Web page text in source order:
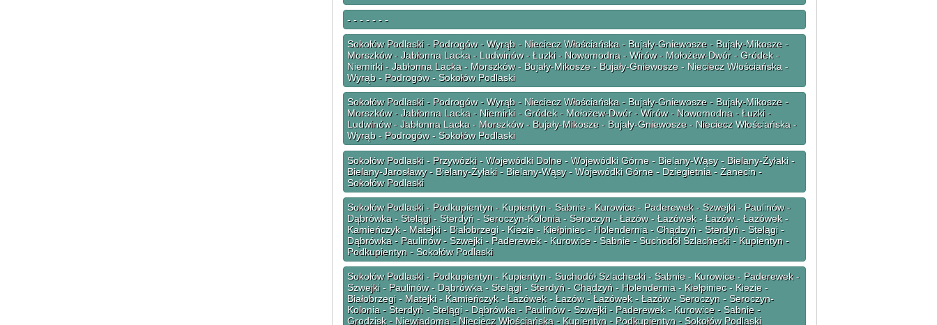
- - - - - - -
Sokołów Podlaski - Podrogów - Wyrąb - Nieciecz Włościańska - Bujały-Gniewosze - Bujały-Mikosze -
Morszków - Jabłonna Lacka - Ludwinów - Łuzki - Nowomodna - Wirów - Mołożew-Dwór - Gródek -
Niemirki - Jabłonna Lacka - Morszków - Bujały-Mikosze - Bujały-Gniewosze - Nieciecz Włościańska -
Wyrąb - Podrogów - Sokołów Podlaski
Sokołów Podlaski - Podrogów - Wyrąb - Nieciecz Włościańska - Bujały-Gniewosze - Bujały-Mikosze -
Morszków - Jabłonna Lacka - Niemirki - Gródek - Mołożew-Dwór - Wirów - Nowomodna - Łuzki -
Ludwinów - Jabłonna Lacka - Morszków - Bujały-Mikosze - Bujały-Gniewosze - Nieciecz Włościańska -
Wyrąb - Podrogów - Sokołów Podlaski
Sokołów Podlaski - Przywózki - Wojewódki Dolne - Wojewódki Górne - Bielany-Wąsy - Bielany-Żyłaki -
Bielany-Jarosławy - Bielany-Żyłaki - Bielany-Wąsy - Wojewódki Górne - Dziegietnia - Żanecin -
Sokołów Podlaski
Sokołów Podlaski - Podkupientyn - Kupientyn - Sabnie - Kurowice - Paderewek - Szwejki - Paulinów -
Dąbrówka - Stelągi - Sterdyń - Seroczyn-Kolonia - Seroczyn - Łazów - Łazówek - Łazów - Łazówek -
Kamieńczyk - Matejki - Białobrzegi - Kiezie - Kiełpiniec - Holendernia - Chądzyń - Sterdyń - Stelągi -
Dąbrówka - Paulinów - Szwejki - Paderewek - Kurowice - Sabnie - Suchodół Szlachecki - Kupientyn -
Podkupientyn - Sokołów Podlaski
Sokołów Podlaski - Podkupientyn - Kupientyn - Suchodół Szlachecki - Sabnie - Kurowice - Paderewek -
Szwejki - Paulinów - Dąbrówka - Stelągi - Sterdyń - Chądzyń - Holendernia - Kiełpiniec - Kiezie -
Białobrzegi - Matejki - Kamieńczyk - Łazówek - Łazów - Łazówek - Łazów - Seroczyn - Seroczyn-
Kolonia - Sterdyń - Stelągi - Dąbrówka - Paulinów - Szwejki - Paderewek - Kurowice - Sabnie -
Grodzisk - Niewiadoma - Nieciecz Włościańska - Kupientyn - Podkupientyn - Sokołów Podlaski